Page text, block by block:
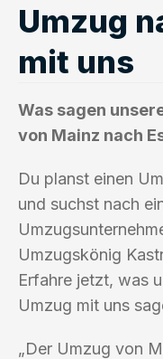
Umzug
mit uns
Was sagen
von Mainz nach
Du planst einen
und suchst nach
Umzugskönig
Erfahre jetzt, was
Umzug mit uns
„Der Umzug von